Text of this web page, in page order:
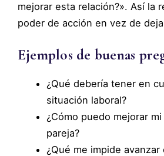
mejorar esta relación?». Así la
poder de acción en vez de
Ejemplos de buenas
¿Qué debería tener en
situación laboral?
¿Cómo puedo mejorar
pareja?
¿Qué me impide avanzar